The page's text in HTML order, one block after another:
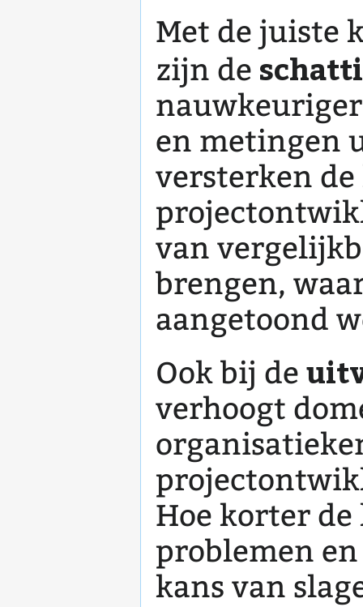
Met de juiste
zijn de
en metingen
versterken de
van
brengen,
aangetoond
Ook bij de
verhoogt
Hoe korter
problemen
kans van